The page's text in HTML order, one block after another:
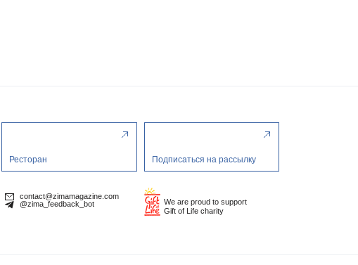
Ресторан Подписаться на рассылку
contact@zimamagazine.com
@zima_feedback_bot
We are proud to support
Gift of Life charity